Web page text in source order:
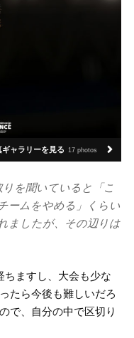
ギャラリーを見る 17 photos
を聞いていると「こ
ームをやめる」くらい
ましたが、その辺りは
ちますし、大会も少な
たら今後も難しいだろ
で、自分の中で区切り